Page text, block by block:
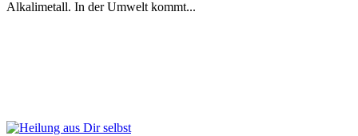
Alk︇alimetall. In der︇ Umw︇elt kom︇mt...